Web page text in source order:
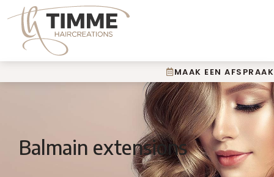
MAAK EEN AFSPRAAK
Balmain extensions